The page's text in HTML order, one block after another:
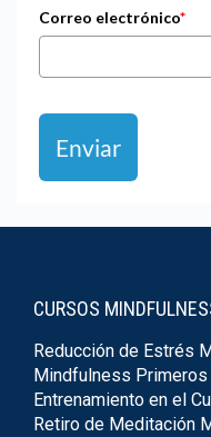
Correo electrónico*
Enviar
CURSOS
Reducción de Estrés
Mindfulness
Entrenamiento en el
Retiro de Meditación